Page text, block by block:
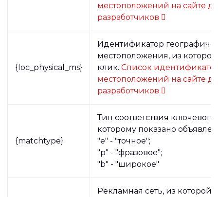
местоположений на сайте
разработчиков
{loc_physical_ms}
Идентификатор
местоположения, из
клик. Список
местоположений на сайте
разработчиков
{matchtype}
Тип соответствия ключевого
которому показано
"e" - "точное";
"p" - "фразовое";
"b" - "широкое"
Рекламная сеть, из которой